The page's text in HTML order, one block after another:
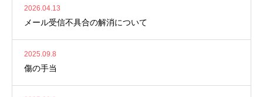
2026.04.13
メール受信不具合の解消について
2025.09.8
傷の手当